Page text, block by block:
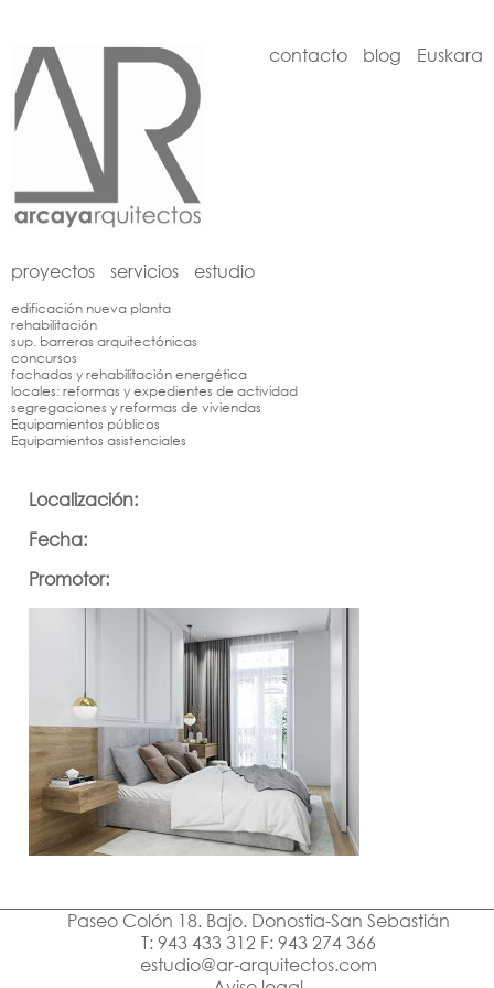
contacto blog Euskara
proyectos servicios estudio
edificación nueva planta
rehabilitación
sup. barreras arquitectónicas
concursos
fachadas y rehabilitación energética
locales: reformas y expedientes de actividad
segregaciones y reformas de viviendas
Equipamientos públicos
Equipamientos asistenciales
Localización:
Fecha:
Promotor:
Paseo Colón 18. Bajo. Donostia-San Sebastián
T: 943 433 312 F: 943 274 366
estudio@ar-arquitectos.com